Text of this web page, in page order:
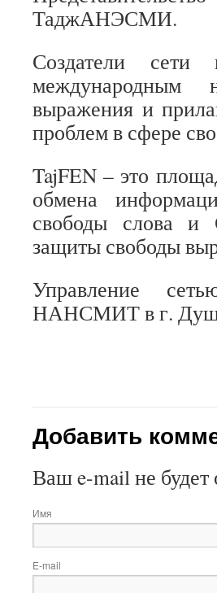
ТаджАНЭСМИ.
Создатели сети
международным
выражения и
проблем в сфере
TajFEN – это
обмена
свободы слова
защиты свободы
Управление
НАНСМИТ в г.
Добавить
Ваш e-mail не будет
Имя
E-mail